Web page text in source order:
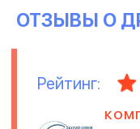
ОТЗЫВЫ О
Рейтинг: